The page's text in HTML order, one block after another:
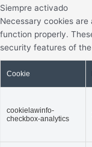
Siempre activado
Necessary cookies
function properly.
security features of
Cookie
cookielawinfo-
checkbox-analytics